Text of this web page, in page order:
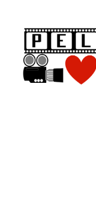
contenido